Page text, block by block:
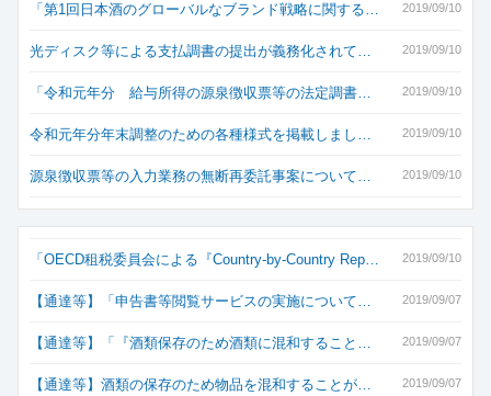
2019/09/10
「第1回日本酒のグローバルなブランド戦略に関する…
2019/09/10
光ディスク等による支払調書の提出が義務化されて…
2019/09/10
「令和元年分 給与所得の源泉徴収票等の法定調書…
2019/09/10
令和元年分年末調整のための各種様式を掲載しまし…
2019/09/10
源泉徴収票等の入力業務の無断再委託事案について…
2019/09/10
「OECD租税委員会による『Country-by-Country Rep…
2019/09/07
【通達等】「申告書等閲覧サービスの実施について…
2019/09/07
【通達等】「『酒類保存のため酒類に混和すること…
2019/09/07
【通達等】酒類の保存のため物品を混和することが…